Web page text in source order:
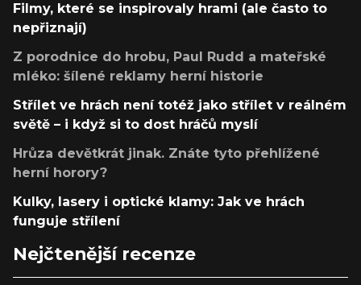
Filmy, které se inspirovaly hrami (ale často to
nepřiznají)
Z porodnice do hrobu, Paul Rudd a mateřské
mléko: šílené reklamy herní historie
Střílet ve hrách není totéž jako střílet v reálném
světě – i když si to dost hráčů myslí
Hrůza devětkrát jinak. Znáte tyto přehlížené
herní horory?
Kulky, lasery i optické klamy: Jak ve hrách
funguje střílení
Nejčtenější recenze